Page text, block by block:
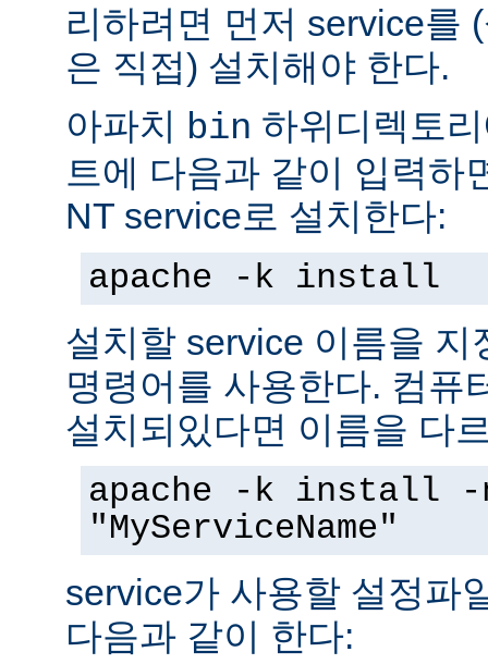
리하려면 먼저 service를
은 직접) 설치해야 한다.
아파치 bin 하위디렉토
트에 다음과 같이 입력하
NT service로 설치한다:
apache -k install
설치할 service 이름을 지
명령어를 사용한다. 컴퓨
설치되있다면 이름을 다
apache -k install -
"MyServiceName"
service가 사용할 설정파
다음과 같이 한다: